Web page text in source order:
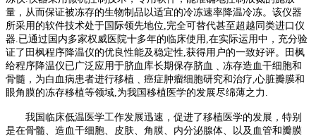
量，从而保证被冻存的生物制品以适宜的冷冻速率降温冷冻。该仪器
所采用的软件技术处于国际领先地位,完全可替代甚至超越同类进口仪
器.已通过国内多家权威医院十多年的临床使用 ,在实际运用中，充分验
证了田枫程序降温仪的优良性能及稳定性,获得用户的一致好评。田枫
给程序降温仪已广泛应用于脐血库长期保存脐血﹑冻存造血干细胞和
骨髓，为白血病患者进行移植﹑癌症肿瘤细胞研究和治疗,心脏瓣膜和
眼角膜的冻存移植等领域,为我国移植医学的发展尽绵薄之力 .
我国临床低温医学工作发展迅速，促进了移植医学的发展，特别
是在骨髓、造血干细胞、皮肤、角膜、内分泌腺体、以及血管和瓣膜